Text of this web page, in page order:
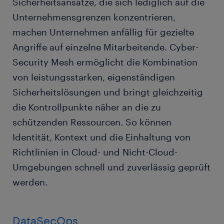
Unternehmensgrenzen konzentrieren,
machen Unternehmen anfällig für gezielte
Angriffe auf einzelne Mitarbeitende. Cyber-
Security Mesh ermöglicht die Kombination
von leistungsstarken, eigenständigen
Sicherheitslösungen und bringt gleichzeitig
die Kontrollpunkte näher an die zu
schützenden Ressourcen. So können
Identität, Kontext und die Einhaltung von
Richtlinien in Cloud- und Nicht-Cloud-
Umgebungen schnell und zuverlässig geprüft
werden.
DataSecOps